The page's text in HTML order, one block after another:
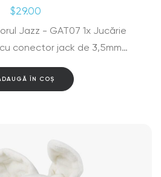
$29.00
Jazz - GAT07 1x Jucărie
conector jack de 3,5mm…
ÎN COȘ